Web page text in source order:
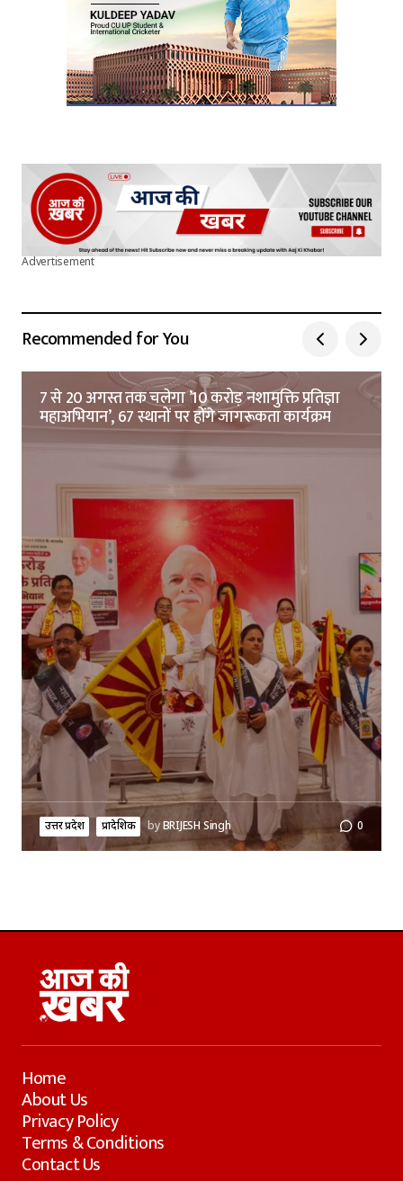
Advertisement
Recommended for You
7 से 20 अगस्त तक चलेगा ’10 करोड़ नशामुक्ति प्रतिज्ञा
महाअभियान’, 67 स्थानों पर होंगे जागरूकता कार्यक्रम
उत्तर प्रदेश प्रादेशिक byBRIJESH Singh 0
Home
About Us
Privacy Policy
Terms & Conditions
Contact Us